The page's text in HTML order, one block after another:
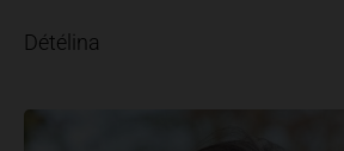
Détélina